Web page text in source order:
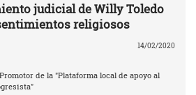
judicial de Willy Toledo
religiosos
14/02/2020
de la "Plataforma local de apoyo al